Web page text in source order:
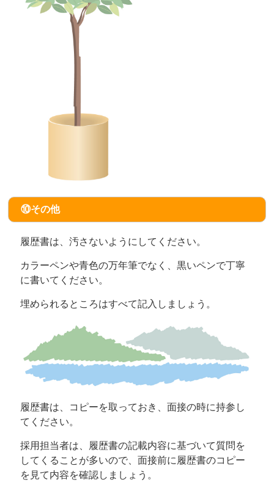
⑩その他
履歴書は、汚さないようにしてください。
カラーペンや青色の万年筆でなく、黒いペンで丁寧
に書いてください。
埋められるところはすべて記入しましょう。
履歴書は、コピーを取っておき、面接の時に持参し
てください。
採用担当者は、履歴書の記載内容に基づいて質問を
してくることが多いので、面接前に履歴書のコピー
を見て内容を確認しましょう。